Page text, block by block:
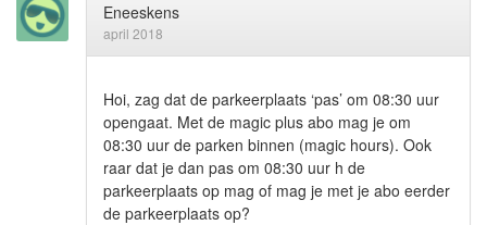
Eneeskens
april 2018
Hoi, zag dat de parkeerplaats ‘pas’ om 08:30 uur
opengaat. Met de magic plus abo mag je om
08:30 uur de parken binnen (magic hours). Ook
raar dat je dan pas om 08:30 uur h de
parkeerplaats op mag of mag je met je abo eerder
de parkeerplaats op?